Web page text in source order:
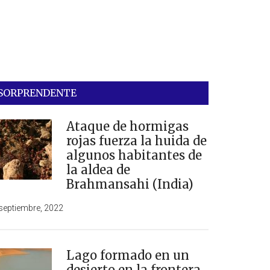
Ataque de hormigas
rojas fuerza la huida de
algunos habitantes de
la aldea de
Brahmansahi (India)
2022
Lago formado en un